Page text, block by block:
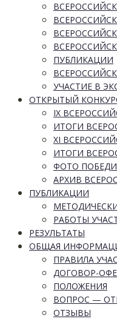
ПУБЛИКАЦИИ
УЧАСТИЕ В
ОТКРЫТЫЙ
IX
ИТОГИ
XI
ИТОГИ
ФОТО
АРХИВ
ПУБЛИКАЦИИ
РАБОТЫ
РЕЗУЛЬТАТЫ
ОБЩАЯ
ПРАВИЛА
ДОГОВОР-
ПОЛОЖЕНИЯ
ВОПРОС —
ОТЗЫВЫ